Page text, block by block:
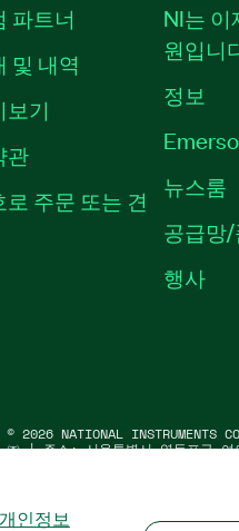
파트너
및 내역
보기
관
주문 또는 견
NI는 이
원입니
정보
뉴스룸
공급망/
행사
© 2026 NATIONAL INSTRUMENTS
㈜ | 주소: 서울특별시 영등포구
개인정보